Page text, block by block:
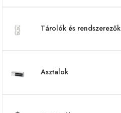
Tárolók és rendszerezők
Asztalok